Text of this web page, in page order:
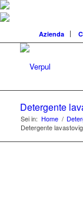
Azienda
Detergente
Sei in: Home /
Detergente